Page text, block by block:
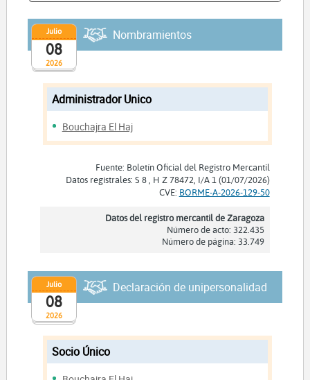
2026
Julio
08
Nombramientos
Administrador Unico
Bouchajra El Haj
Fuente: Boletín Oficial del Registro Mercantil
Datos registrales: S 8 , H Z 78472, I/A 1 (01/07/2026)
CVE: BORME-A-2026-129-50
Datos del registro mercantil de Zaragoza
Número de acto: 322.435
Número de página: 33.749
2026
Julio
08
Declaración de unipersonalidad
Socio Único